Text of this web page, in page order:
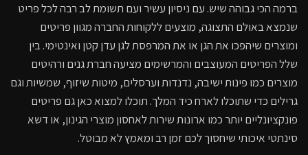
ברמה הכי גבוהה שיש. עם ניסיון עשיר ועם תשומת לב רבה לכל פריט
שנמצא באולם התצוגה, מוצעים ללקוחות החברה מגוון פריטים
ומוצרים שיהפכו את הגן או את המרפסת לגן עדן קטן ואינטימי. בין
שלל הפריטים המעוצבים והמרשימים מציעה חברת גנים ורהיטים
מוצרים כמו פינות ישיבה, נדנדות וערסלים, מיטות שיזוף, שמשיות וגם
גרילים כדי שתוכלו לארח כיד המלך. תוכלו למצוא כאן גם פריטים
פונקציונליים יותר כמו ארונות שירות לאחסון מוצרי הגינון, או דשא
סינתטי איכותי שיחסוך לכם זמן רב ומאמץ לא מבוטל.